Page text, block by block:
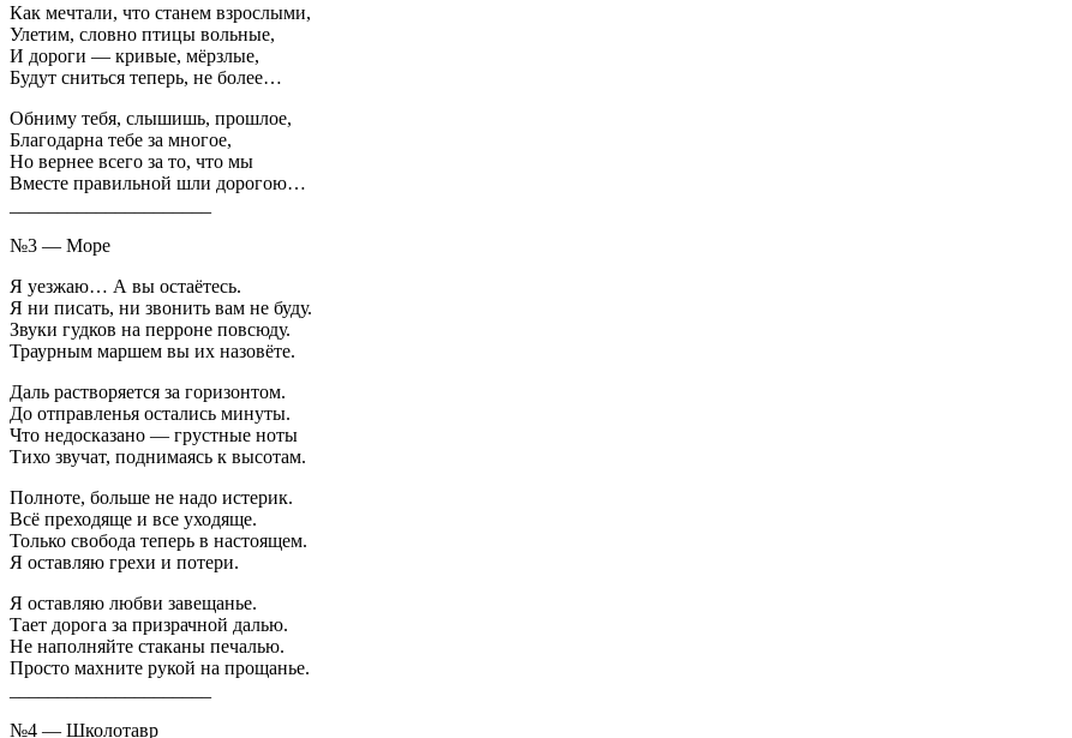
Как мечтали, что станем взрослыми,
Улетим, словно птицы вольные,
И дороги — кривые, мёрзлые,
Будут сниться теперь, не более…
Обниму тебя, слышишь, прошлое,
Благодарна тебе за многое,
Но вернее всего за то, что мы
Вместе правильной шли дорогою…
№3 — Море
Я уезжаю… А вы остаётесь.
Я ни писать, ни звонить вам не буду.
Звуки гудков на перроне повсюду.
Траурным маршем вы их назовёте.
Даль растворяется за горизонтом.
До отправленья остались минуты.
Что недосказано — грустные ноты
Тихо звучат, поднимаясь к высотам.
Полноте, больше не надо истерик.
Всё преходяще и все уходяще.
Только свобода теперь в настоящем.
Я оставляю грехи и потери.
Я оставляю любви завещанье.
Тает дорога за призрачной далью.
Не наполняйте стаканы печалью.
Просто махните рукой на прощанье.
№4 — Школотавр